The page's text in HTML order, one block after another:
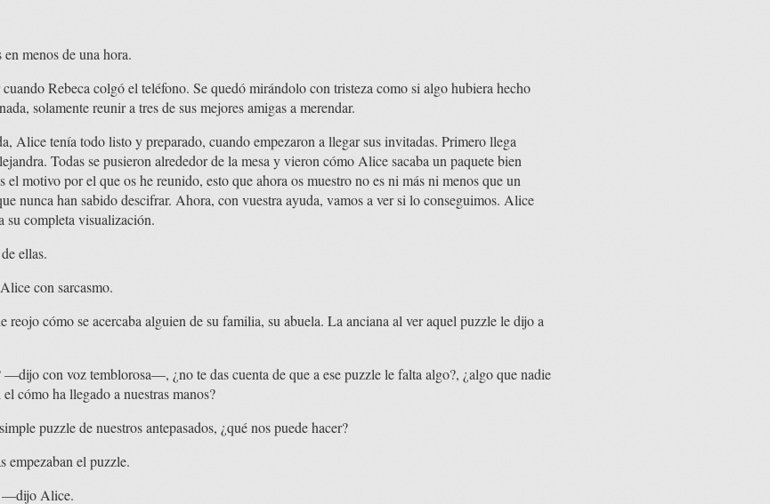
menos de una hora.
Rebeca colgó el teléfono. Se quedó mirándolo con tristeza como si algo hubiera hecho
solamente reunir a tres de sus mejores amigas a merendar.
Alice tenía todo listo y preparado, cuando empezaron a llegar sus invitadas. Primero llega
Todas se pusieron alrededor de la mesa y vieron cómo Alice sacaba un paquete bien
el motivo por el que os he reunido, esto que ahora os muestro no es ni más ni menos que un
nunca han sabido descifrar. Ahora, con vuestra ayuda, vamos a ver si lo conseguimos. Alice
su completa visualización.
ellas.
con sarcasmo.
reojo cómo se acercaba alguien de su familia, su abuela. La anciana al ver aquel puzzle le dijo a
con voz temblorosa—, ¿no te das cuenta de que a ese puzzle le falta algo?, ¿algo que nadie
cómo ha llegado a nuestras manos?
puzzle de nuestros antepasados, ¿qué nos puede hacer?
empezaban el puzzle.
—dijo Alice.